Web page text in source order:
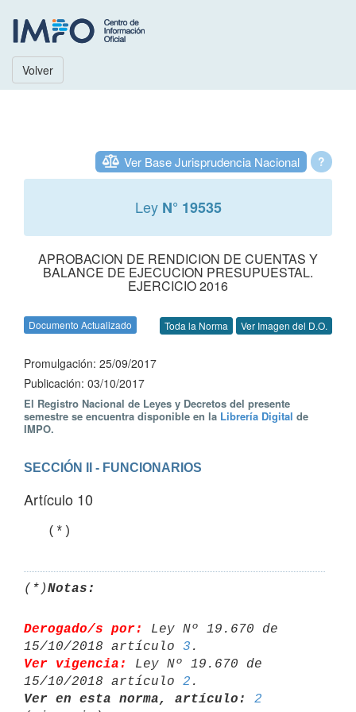
Volver
?
Ver Base Jurisprudencia Nacional
Ley N° 19535
APROBACION DE RENDICION DE CUENTAS Y
BALANCE DE EJECUCION PRESUPUESTAL.
EJERCICIO 2016
Documento Actualizado Toda la Norma Ver Imagen del D.O.
Promulgación: 25/09/2017
Publicación: 03/10/2017
El Registro Nacional de Leyes y Decretos del presente
semestre se encuentra disponible en la Librería Digital de
IMPO.
SECCIÓN II - FUNCIONARIOS
Artículo 10
(*)Notas:
Derogado/s por:
Ley Nº 19.670 de
15/10/2018 artículo 3
Ver vigencia:
Ley Nº 19.670 de
15/10/2018 artículo 2
Ver en esta norma, artículo:
2